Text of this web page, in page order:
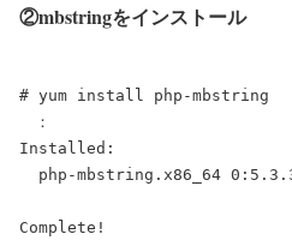
②mbstringをインストール
# yum install php-mbstring
：
Installed:
php-mbstring.x86_64